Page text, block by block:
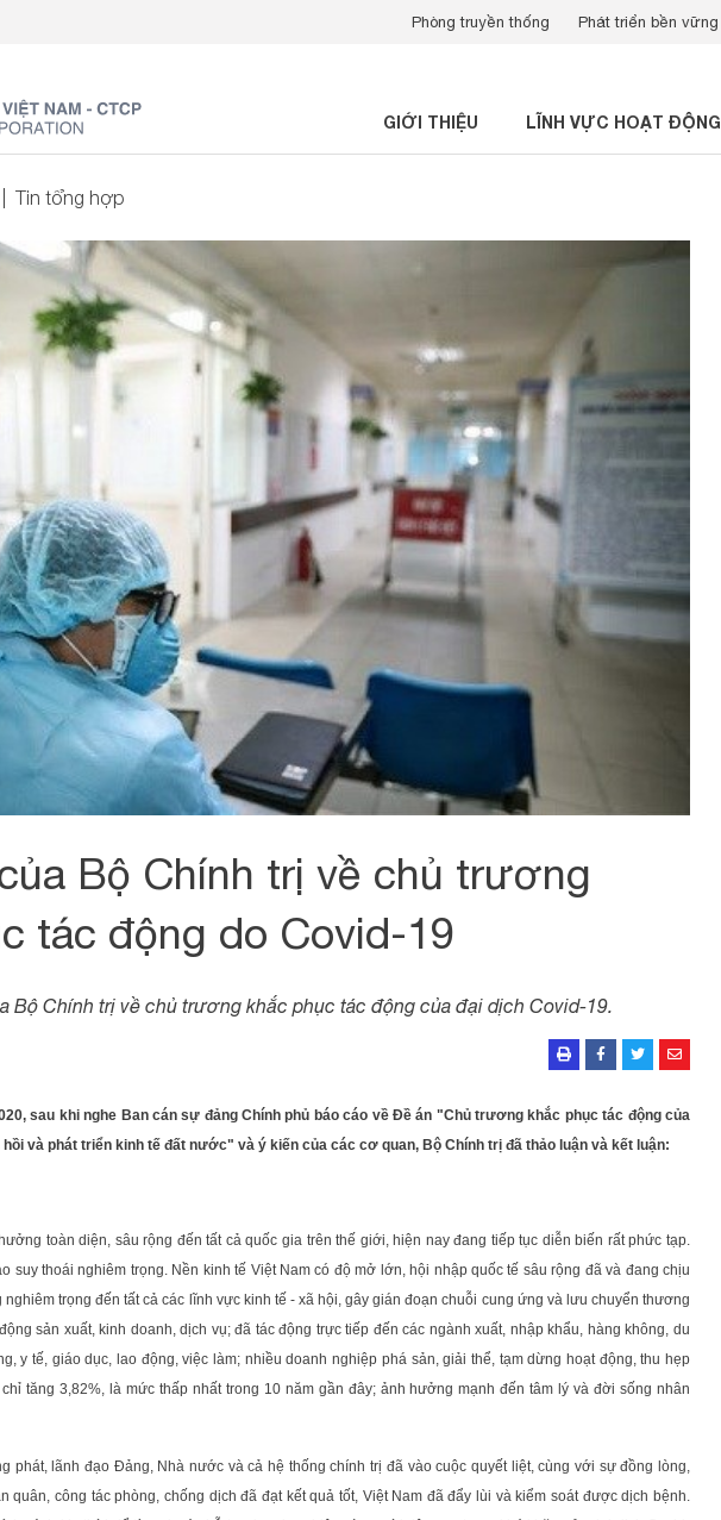
Phòng truyền thống Phát triển bền vững
GIỚI THIỆU LĨNH VỰC HOẠT ĐỘNG
Tin tổng hợp
Bộ Chính trị về chủ trương
tác động do Covid-19
Bộ Chính trị về chủ trương khắc phục tác động của đại dịch Covid-19.
sau khi nghe Ban cán sự đảng Chính phủ báo cáo về Đề án "Chủ trương khắc phục tác động của
và phát triển kinh tế đất nước" và ý kiến của các cơ quan, Bộ Chính trị đã thảo luận và kết luận:
toàn diện, sâu rộng đến tất cả quốc gia trên thế giới, hiện nay đang tiếp tục diễn biến rất phức tạp.
suy thoái nghiêm trọng. Nền kinh tế Việt Nam có độ mở lớn, hội nhập quốc tế sâu rộng đã và đang chịu
trọng đến tất cả các lĩnh vực kinh tế - xã hội, gây gián đoạn chuỗi cung ứng và lưu chuyển thương
sản xuất, kinh doanh, dịch vụ; đã tác động trực tiếp đến các ngành xuất, nhập khẩu, hàng không, du
y tế, giáo dục, lao động, việc làm; nhiều doanh nghiệp phá sản, giải thể, tạm dừng hoạt động, thu hẹp
chỉ tăng 3,82%, là mức thấp nhất trong 10 năm gần đây; ảnh hưởng mạnh đến tâm lý và đời sống nhân
phát, lãnh đạo Đảng, Nhà nước và cả hệ thống chính trị đã vào cuộc quyết liệt, cùng với sự đồng lòng,
quân, công tác phòng, chống dịch đã đạt kết quả tốt, Việt Nam đã đẩy lùi và kiểm soát được dịch bệnh.